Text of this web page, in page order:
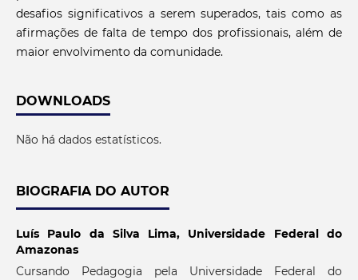
desafios significativos a serem superados, tais como as
afirmações de falta de tempo dos profissionais, além de
maior envolvimento da comunidade.
DOWNLOADS
Não há dados estatísticos.
BIOGRAFIA DO AUTOR
Luís Paulo da Silva Lima, Universidade Federal do
Amazonas
Cursando Pedagogia pela Universidade Federal do